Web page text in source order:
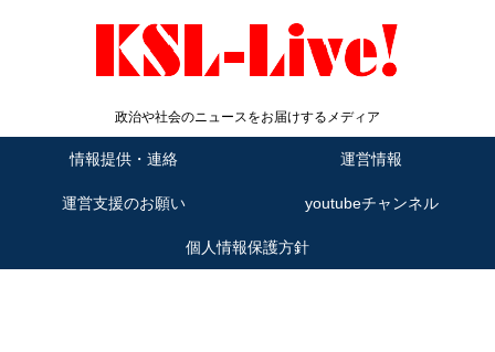
政治や社会のニュースをお届けするメディア
情報提供・連絡 運営情報
運営支援のお願い youtubeチャンネル
個人情報保護方針